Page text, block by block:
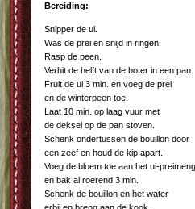
Bereiding:
Snipper de ui.
Was de prei en snijd in ringen.
Rasp de peen.
Verhit de helft van de boter in een pan.
Fruit de ui 3 min. en voeg de prei
en de winterpeen toe.
Laat 10 min. op laag vuur met
de deksel op de pan stoven.
Schenk ondertussen de bouillon door
een zeef en houd de kip apart.
Voeg de bloem toe aan het ui-
en bak al roerend 3 min.
Schenk de bouillon en het water